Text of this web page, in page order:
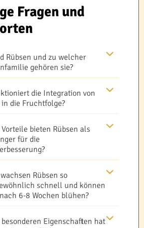
Fragen und
Rübsen und zu welcher
gehören sie?
die Integration von
in die Fruchtfolge?
bieten Rübsen als
für die
Rübsen so
schnell und können
6-8 Wochen blühen?
Eigenschaften hat